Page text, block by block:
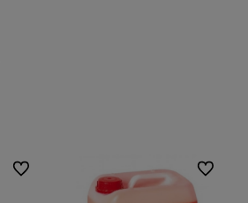
Do ulubionych Do